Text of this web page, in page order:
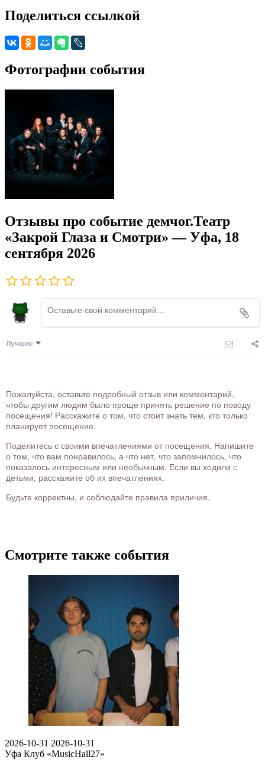
Поделиться ссылкой
Фотографии события
Отзывы про событие демчог.Театр
«Закрой Глаза и Смотри» — Уфа, 18
сентября 2026
Лучшие
Пожалуйста, оставьте подробный отзыв или комментарий,
чтобы другим людям было проще принять решение по поводу
посещения! Расскажите о том, что стоит знать тем, кто только
планирует посещение.
Поделитесь с своими впечатлениями от посещения. Напишите
о том, что вам понравилось, а что нет, что запомнилось, что
показалось интересным или необычным. Если вы ходили с
детьми, расскажите об их впечатлениях.
Будьте корректны, и соблюдайте правила приличия.
Смотрите также события
2026-10-31 2026-10-31
Уфа Клуб «MusicHall27»